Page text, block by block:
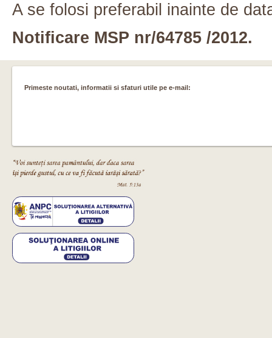
A se folosi preferabil inainte de
Notificare MSP nr/64785 /2012.
Primeste noutati, informatii si sfaturi utile pe e-mail: